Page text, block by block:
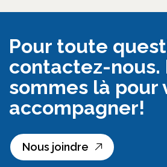
Pour toute
contactez-nous.
sommes là pour
accompagner!
Nous joindre